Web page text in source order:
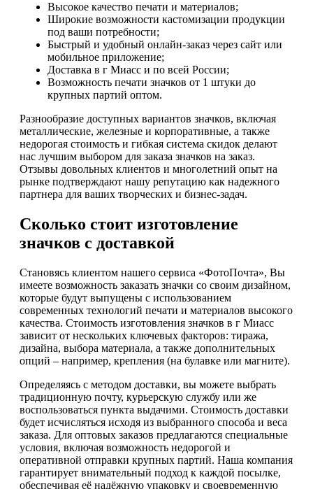
Высокое качество печати и материалов;
Широкие возможности кастомизации продукции
под ваши потребности;
Быстрый и удобный онлайн-заказ через сайт или
мобильное приложение;
Доставка в г Миасс и по всей России;
Возможность печати значков от 1 штуки до
крупных партий оптом.
Разнообразие доступных вариантов значков, включая
металлические, железные и корпоративные, а также
недорогая стоимость и гибкая система скидок делают
нас лучшим выбором для заказа значков на заказ.
Отзывы довольных клиентов и многолетний опыт на
рынке подтверждают нашу репутацию как надежного
партнера для ваших творческих и бизнес-задач.
Сколько стоит изготовление
значков с доставкой
Становясь клиентом нашего сервиса «ФотоПочта», Вы
имеете возможность заказать значки со своим дизайном,
которые будут выпущены с использованием
современных технологий печати и материалов высокого
качества. Стоимость изготовления значков в г Миасс
зависит от нескольких ключевых факторов: тиража,
дизайна, выбора материала, а также дополнительных
опций – например, крепления (на булавке или магните).
Определяясь с методом доставки, вы можете выбрать
традиционную почту, курьерскую службу или же
воспользоваться пункта выдачими. Стоимость доставки
будет исчисляться исходя из выбранного способа и веса
заказа. Для оптовых заказов предлагаются специальные
условия, включая возможность недорогой и
оперативной отправки крупных партий. Наша компания
гарантирует внимательный подход к каждой посылке,
обеспечивая её надёжную упаковку и своевременную